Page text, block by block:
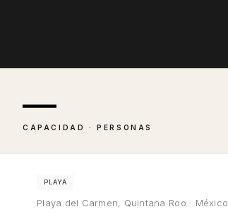
—
CAPACIDAD · PERSONAS
PLAYA
Playa del Carmen, Quintana Roo · México